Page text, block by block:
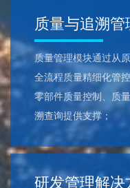
质量与追溯
质量管理模块通过从
全流程质量精细化管
零部件质量控制、质
溯查询提供支撑；
研发管理解决